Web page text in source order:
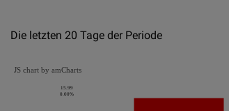
Die letzten 20 Tage der Periode
15.99
0.00%
JS chart by amCharts